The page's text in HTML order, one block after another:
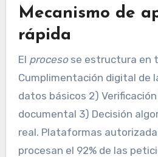
Mecanismo de
rápida
El procesose estructura en
Cumplimentación digital de
datos básicos 2)
documental 3) Decisión
real. Plataformas
procesan el 92% de las